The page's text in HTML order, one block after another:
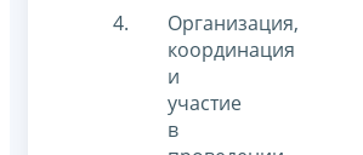
Организация,
координация
и
участие
в